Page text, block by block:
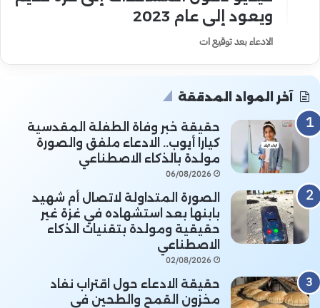
ويعود إلى عام 2023
الادعاء بعد توقيع ات
آخر المواد المدققة
حقيقة خبر وفاة الطفلة المقدسية
كيارا أيوب.. الادعاء ملفق والصورة
مولدة بالذكاء الاصطناعي
06/08/2026
الصورة المتداولة لاتصال أم شهيد
بابنها بعد استشهاده في غزة غير
حقيقية ومولدة بتقنيات الذكاء
الاصطناعي
02/08/2026
حقيقة الادعاء حول اقتراب نفاد
مخزون القمح والطحين في